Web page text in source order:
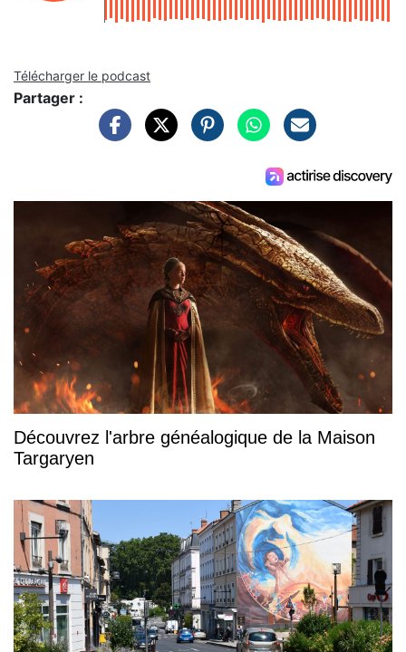
Télécharger le podcast
Partager :
Découvrez l'arbre généalogique de la Maison
Targaryen